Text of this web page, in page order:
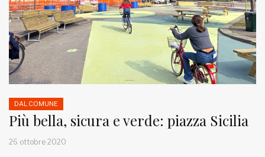
DAL COMUNE
Più bella, sicura e verde: piazza Sicilia
26 ottobre 2020